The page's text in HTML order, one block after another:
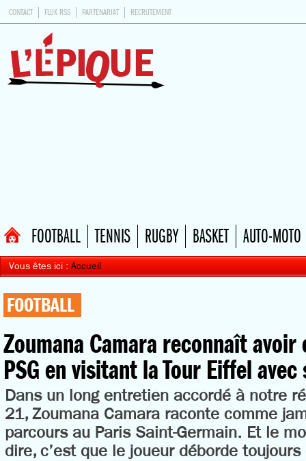
CONTACT FLUX RSS PARTENARIAT RECRUTEMENT
FOOTBALL TENNIS RUGBY BASKET AUTO-MOTO
Vous êtes ici : Accueil
FOOTBALL
Zoumana Camara reconnaît avoir
PSG en visitant la Tour Eiffel avec
Dans un long entretien accordé à notre
21, Zoumana Camara raconte comme
parcours au Paris Saint-Germain. Et le
dire, c’est que le joueur déborde toujours